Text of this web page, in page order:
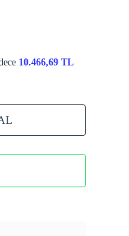
10.466,69 TL